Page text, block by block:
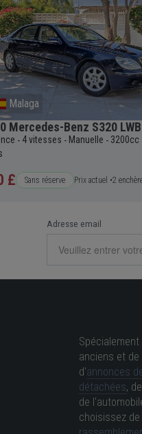
Malaga
Mercedes-Benz S320 LWB
- 4 vitesses - Manuelle - 3200cc
£ Sans réserve Prix actuel •2
Adresse email
anciens et
d'annonces
détachées,
de
choisissez de